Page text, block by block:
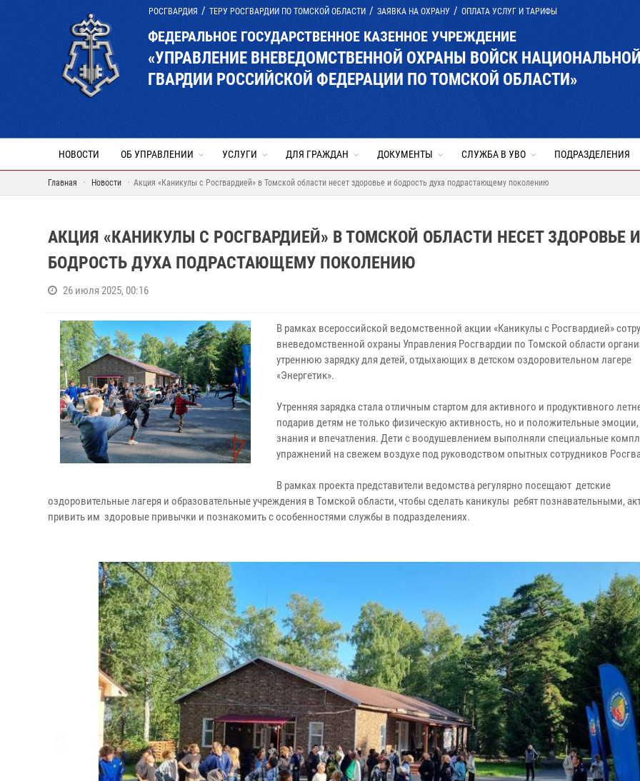
РОСГВАРДИЯ ТЕРУ РОСГВАРДИИ ПО ТОМСКОЙ ОБЛАСТИ ЗАЯВКА НА ОХРАНУ ОПЛАТА УСЛУГ И ТАРИФЫ
ФЕДЕРАЛЬНОЕ ГОСУДАРСТВЕННОЕ КАЗЕННОЕ УЧРЕЖДЕНИЕ
«УПРАВЛЕНИЕ ВНЕВЕДОМСТВЕННОЙ ОХРАНЫ ВОЙСК НАЦИОНАЛЬНОЙ
ГВАРДИИ РОССИЙСКОЙ ФЕДЕРАЦИИ ПО ТОМСКОЙ ОБЛАСТИ»
НОВОСТИ ОБ УПРАВЛЕНИИ УСЛУГИ ДЛЯ ГРАЖДАН ДОКУМЕНТЫ СЛУЖБА В УВО ПОДРАЗДЕЛЕНИЯ
Главная Новости Акция «Каникулы с Росгвардией» в Томской области несет здоровье и бодрость духа подрастающему поколению
АКЦИЯ «КАНИКУЛЫ С РОСГВАРДИЕЙ» В ТОМСКОЙ ОБЛАСТИ НЕСЕТ ЗДОРОВЬЕ И
БОДРОСТЬ ДУХА ПОДРАСТАЮЩЕМУ ПОКОЛЕНИЮ
26 июля 2025, 00:16
В рамках всероссийской ведомственной акции «Каникулы с Росгвардией»
вневедомственной охраны Управления Росгвардии по Томской области
утреннюю зарядку для детей, отдыхающих в детском оздоровительном лагере
«Энергетик».
Утренняя зарядка стала отличным стартом для активного и продуктивного
подарив детям не только физическую активность, но и положительные
знания и впечатления. Дети с воодушевлением выполняли специальные
упражнений на свежем воздухе под руководством опытных сотрудников
В рамках проекта представители ведомства регулярно посещают детские
оздоровительные лагеря и образовательные учреждения в Томской области, чтобы сделать каникулы ребят познавательными,
привить им здоровые привычки и познакомить с особенностями службы в подразделениях.